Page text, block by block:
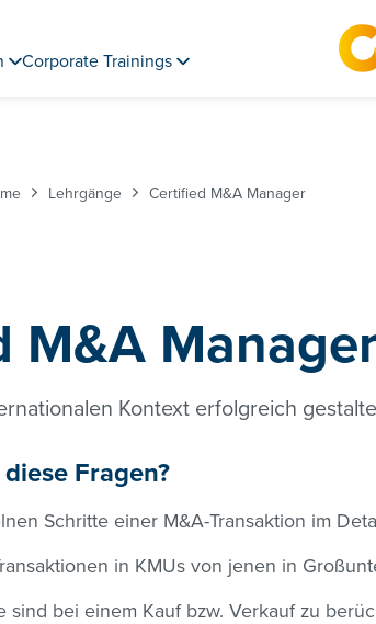
Corporate Trainings
Lehrgänge Certified M&A Manager
M&A Manager
Kontext erfolgreich
Fragen?
Schritte einer M&A-Transaktion im
in KMUs von jenen in
sind bei einem Kauf bzw. Verkauf zu